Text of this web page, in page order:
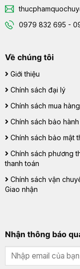
0979 832 695 -
Về chúng tôi
Giới thiệu
Chính sách đại lý
Chính sách mua hàng
Chính sách bảo
Chính sách bảo mật
Chính sách phương
thanh toán
Chính sách vận
Giao nhận
Nhận thông báo